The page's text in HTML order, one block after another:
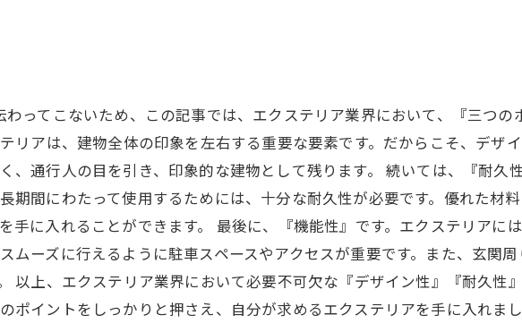
ってこないため、この記事では、エクステリア業界において、『三つ
リアは、建物全体の印象を左右する重要な要素です。だからこそ、デザ
、通行人の目を引き、印象的な建物として残ります。 続いては、『耐久
期間にわたって使用するためには、十分な耐久性が必要です。優れた材
に入れることができます。 最後に、『機能性』です。エクステリアに
ムーズに行えるように駐車スペースやアクセスが重要です。また、玄関
以上、エクステリア業界において必要不可欠な『デザイン性』『耐久性
ポイントをしっかりと押さえ、自分が求めるエクステリアを手に入れまし